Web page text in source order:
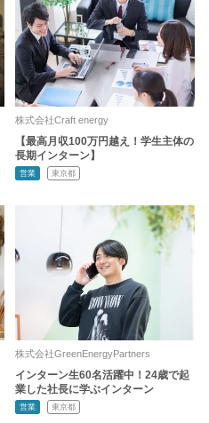
株式会社Craft energy
【最高月収100万円越え！学生主体の
長期インターン】
営業 東京都
株式会社GreenEnergyPartners
インターン生60名活躍中！24歳で起
業した社長に学ぶインターン
営業 東京都